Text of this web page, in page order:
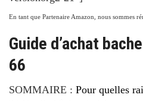
En tant que Partenaire Amazon, nous sommes
Guide d’achat
66
SOMMAIRE : Pour quelles